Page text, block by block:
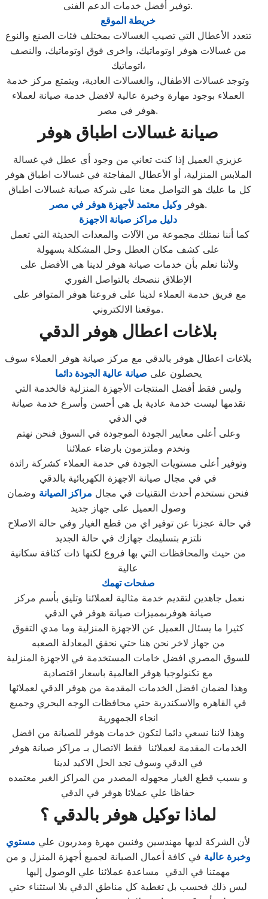
توفير أفضل خدمات الدعم الفنى.
خريطة الموقع
تتعدد الأعطال التي تصيب الغسالات بمختلف فئات الصنع والنوع
من غسالات هوفر اوتوماتيك، واخرى فوق اوتوماتيك، والنصف
اتوماتيك،
وتوجد غسالات الاطفال، والغسالات العادية، ويتمتع مركز خدمة
العملاء بوجود مهارة وخبرة عالية لافضل خدمة صيانة لعملاء
هوفر في مصر.
صيانة غسالات اطباق هوفر
عزيزي العميل إذا كنت تعاني من وجود أي عطل في غسالة
الملابس المنزلية، أو الأعطال المفاجئة في غسالات اطباق هوفر
هوفروكيل معتمد لأجهزة هوفر في مصر
.
دليل مراكز صيانة الاجهزة
على كشف مكان العطل وحل المشكلة بسهولة
الإطلاق ننصحك بالتواصل الفوري
موقعنا الالكتروني.
بلاغات اعطال هوفر الدقي
بلاغات اعطال هوفر بالدقي مع مركز صيانة هوفر العملاء سوف
يحصلون على صيانة عالية الجودة دائما
وليس فقط أفضل المنتجات الأجهزة المنزلية فالخدمة التي
نقدمها ليست خدمة عادية بل هي أحسن وأسرع خدمة صيانة
في الدقي
وعلى أعلى معايير الجودة الموجودة في السوق فنحن نهتم
ونخدم وملتزمون بارضاء عملائنا
وتوفير أعلى مستويات الجودة في خدمة العملاء كشركة رائدة
في في مجال صيانة الاجهزة الكهربائية بالدقي
فنحن نستخدم أحدث التقنيات في مجال مراكز الصيانة وضمان
وصول العميل على جهاز جديد
نلتزم بتسليمك جهازك في حالة الجديد
من حيث والمحافظات التي بها فروع لكنها ذات كثافة سكانية
عالية
صفحات تهمك
صيانة هوفرىمميزات صيانة هوفر في الدقي
كثيرا ما يسئال العميل عن الاجهزة المنزلية وما مدي التفوق
من جهاز لاخر نحن هنا حتي نحقق المعادلة الصعبه
للسوق المصري افضل خامات المستخدمة في الاجهزة المنزلية
مع تكنولوجيا هوفر العالمية باسعار اقتصادية
وهذا لضمان افضل الخدمات المقدمة من هوفر الدقي لعملائها
في القاهره والاسكندرية حتي محافظات الوجه البحري وجميع
انجاء الجمهورية
وهذا لاننا نسعي دائما لتكون خدمات هوفر للصيانة من افضل
الخدمات المقدمة لعملائنا فقط الاتصال بـ مراكز صيانة هوفر
في الدقي وسوف تجد الحل الاكيد لدينا
و بسبب قطع الغيار مجهوله المصدر من المراكز الغير معتمده
حفاظا علي عملائا هوفر في الدقي
لماذا توكيل هوفر بالدقي ؟
لأن الشركة لديها مهندسين وفنيين مهرة ومدربون علي مستوي
وخبرة عالية في كافة أعمال الصيانة لجميع أجهزة المنزل و من
مهمتنا في الدقي مساعدة عملائنا علي الوصول إليها
ليس ذلك فحسب بل تغطية كل مناطق الدقي بلا استثناء حتي